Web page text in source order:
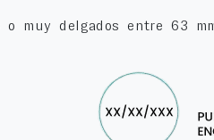
o muy delgados entre 63